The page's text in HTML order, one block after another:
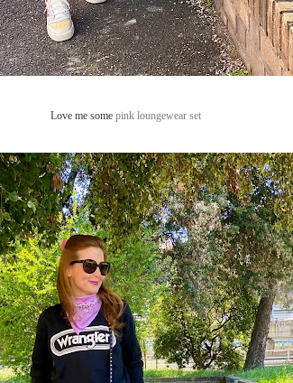
Love me some pink loungewear set